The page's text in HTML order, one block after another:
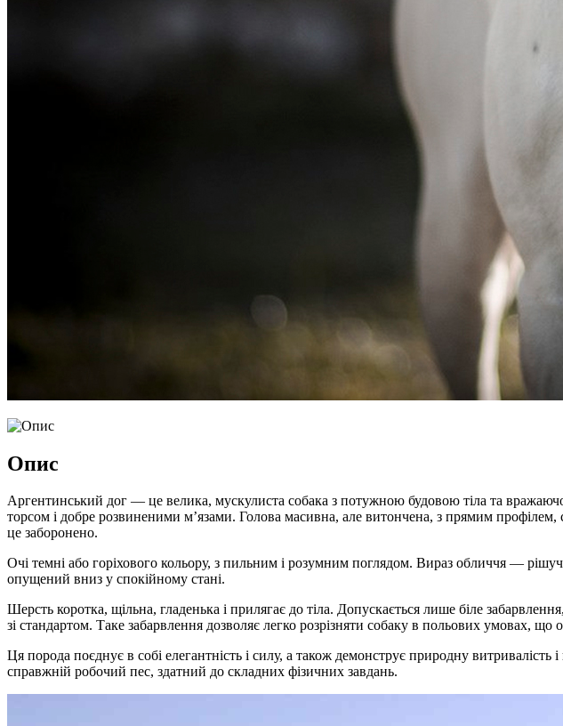
Опис
Аргентинський дог — це велика, мускулиста собака з потужною будовою тіла та
торсом і добре розвиненими м’язами. Голова масивна, але витончена, з прямим
це заборонено.
Очі темні або горіхового кольору, з пильним і розумним поглядом. Вираз обличчя —
опущений вниз у спокійному стані.
Шерсть коротка, щільна, гладенька і прилягає до тіла. Допускається лише біле
зі стандартом. Таке забарвлення дозволяє легко розрізняти собаку в польових умовах,
Ця порода поєднує в собі елегантність і силу, а також демонструє природну
справжній робочий пес, здатний до складних фізичних завдань.